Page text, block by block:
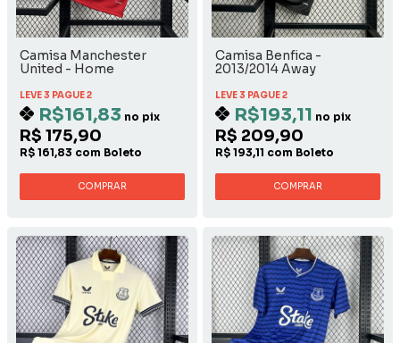
Camisa Manchester
United - Home
LEVE 3 PAGUE 2
R$161,83 no pix
R$ 175,90
R$ 161,83 com Boleto
COMPRAR
Camisa Benfica -
2013/2014 Away
LEVE 3 PAGUE 2
R$193,11 no pix
R$ 209,90
R$ 193,11 com Boleto
COMPRAR